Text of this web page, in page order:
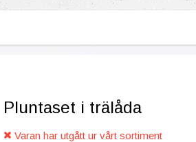
Pluntaset i trälåda
Varan har utgått ur vårt sortiment